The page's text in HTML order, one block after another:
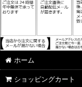
ホーム
ショッピングカート